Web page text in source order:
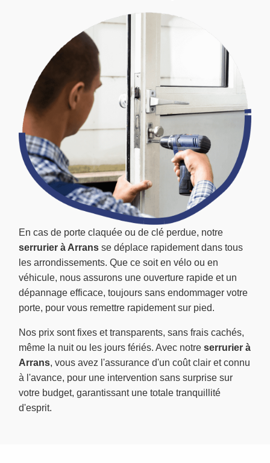
En cas de porte claquée ou de clé perdue, notre
serrurier à Arrans se déplace rapidement dans tous
les arrondissements. Que ce soit en vélo ou en
véhicule, nous assurons une ouverture rapide et un
dépannage efficace, toujours sans endommager votre
porte, pour vous remettre rapidement sur pied.
Nos prix sont fixes et transparents, sans frais cachés,
même la nuit ou les jours fériés. Avec notre serrurier à
Arrans, vous avez l'assurance d'un coût clair et connu
à l'avance, pour une intervention sans surprise sur
votre budget, garantissant une totale tranquillité
d'esprit.